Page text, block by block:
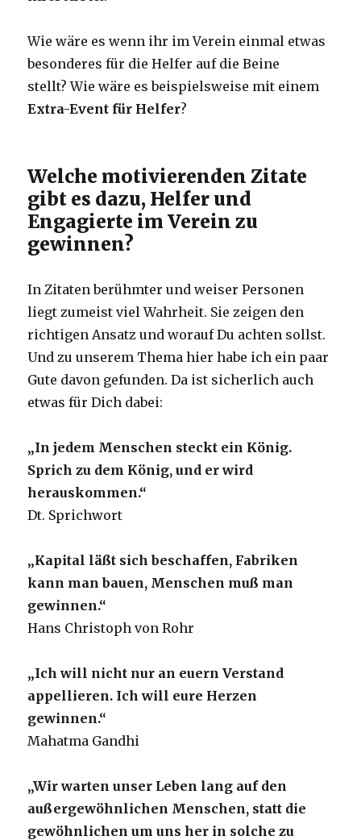
Wie wäre es wenn ihr im Verein einmal etwas
besonderes für die Helfer auf die Beine
stellt? Wie wäre es beispielsweise mit einem
Extra-Event für Helfer?
Welche motivierenden Zitate
gibt es dazu, Helfer und
Engagierte im Verein zu
gewinnen?
In Zitaten berühmter und weiser Personen
liegt zumeist viel Wahrheit. Sie zeigen den
richtigen Ansatz und worauf Du achten sollst.
Und zu unserem Thema hier habe ich ein paar
Gute davon gefunden. Da ist sicherlich auch
etwas für Dich dabei:
„In jedem Menschen steckt ein König.
Sprich zu dem König, und er wird
herauskommen.“
Dt. Sprichwort
„Kapital läßt sich beschaffen, Fabriken
kann man bauen, Menschen muß man
gewinnen.“
Hans Christoph von Rohr
„Ich will nicht nur an euern Verstand
appellieren. Ich will eure Herzen
gewinnen.“
Mahatma Gandhi
„Wir warten unser Leben lang auf den
außergewöhnlichen Menschen, statt die
gewöhnlichen um uns her in solche zu